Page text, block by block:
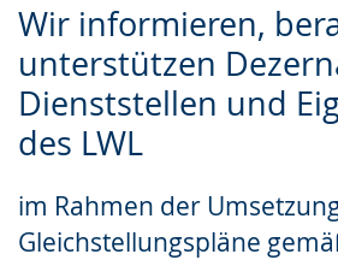
Wir informieren,
unterstützen
Dienststellen und
des LWL
im Rahmen der
Gleichstellungspläne
Leichten
Sprache
wechseln.
Audio-
Unterstützung.
Video
in
Deutscher
Gebärdensprache
angezeigt.